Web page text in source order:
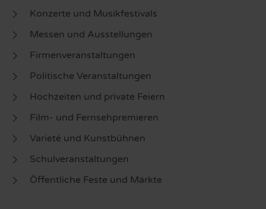
Konzerte und Musikfestivals
Messen und Ausstellungen
Firmenveranstaltungen
Politische Veranstaltungen
Hochzeiten und private Feiern
Film- und Fernsehpremieren
Varieté und Kunstbühnen
Schulveranstaltungen
Öffentliche Feste und Märkte